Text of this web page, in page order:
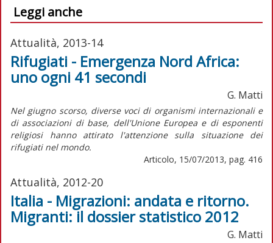
Leggi anche
Attualità, 2013-14
Rifugiati - Emergenza Nord Africa:
uno ogni 41 secondi
G. Matti
Nel giugno scorso, diverse voci di organismi internazionali e
di associazioni di base, dell'Unione Europea e di esponenti
religiosi hanno attirato l'attenzione sulla situazione dei
rifugiati nel mondo.
Articolo, 15/07/2013, pag. 416
Attualità, 2012-20
Italia - Migrazioni: andata e ritorno.
Migranti: il dossier statistico 2012
G. Matti